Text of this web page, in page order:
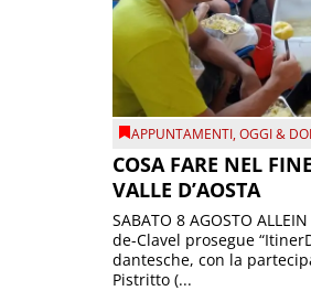
APPUNTAMENTI,OGGI &
COSA FARE NEL
VALLE D’AOSTA
SABATO 8 AGOSTO
de-Clavel prosegue
dantesche, con la
Pistritto (...